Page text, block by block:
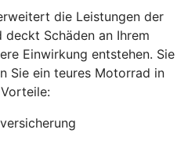
die Leistungen der
Schäden an Ihrem
Einwirkung entstehen. Sie
Sie ein teures Motorrad in